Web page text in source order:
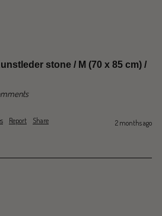
stone / M (70 x 85 cm) /
Report Share 2 months ago